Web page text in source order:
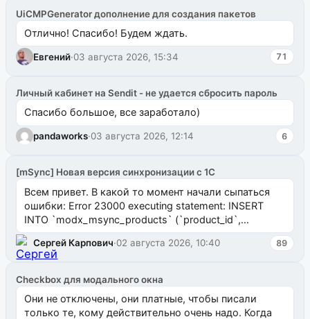
UiCMPGenerator дополнение для создания пакетов
Отлично! Спасибо! Будем ждать.
Евгений·03 августа 2026, 15:34 71
Личный кабинет на Sendit - не удается сбросить пароль
Спасибо большое, все заработало)
pandaworks·03 августа 2026, 12:14 6
[mSync] Новая версия синхронизации с 1С
Всем привет. В какой то момент начали сыпаться
ошибки: Error 23000 executing statement: INSERT
INTO `modx_msync_products` (`product_id`,
`uuid_1c`) VALUES ...
Сергей Карпович·02 августа 2026, 10:40 89
Checkbox для модального окна
Они не отключены, они платные, чтобы писали
только те, кому действительно очень надо. Когда